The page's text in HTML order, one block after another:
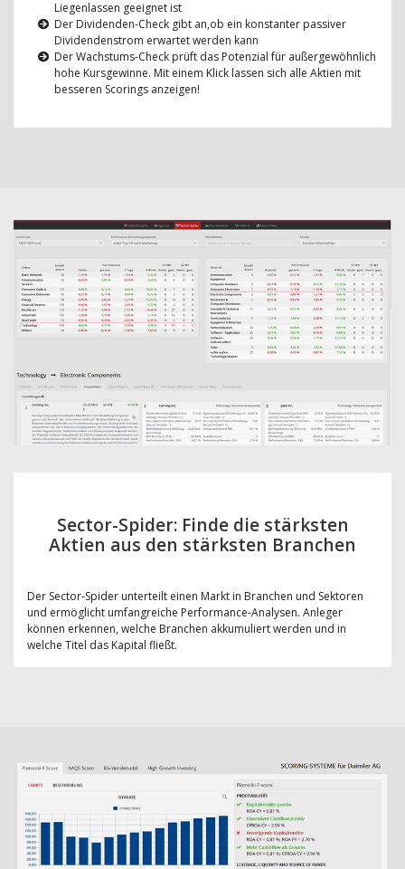
Liegenlassen geeignet ist
Der Dividenden-Check gibt an,ob ein konstanter passiver
Dividendenstrom erwartet werden kann
Der Wachstums-Check prüft das Potenzial für außergewöhnlich
hohe Kursgewinne. Mit einem Klick lassen sich alle Aktien mit
besseren Scorings anzeigen!
Sector-Spider: Finde die stärksten
Aktien aus den stärksten Branchen
Der Sector-Spider unterteilt einen Markt in Branchen und Sektoren
und ermöglicht umfangreiche Performance-Analysen. Anleger
können erkennen, welche Branchen akkumuliert werden und in
welche Titel das Kapital fließt.